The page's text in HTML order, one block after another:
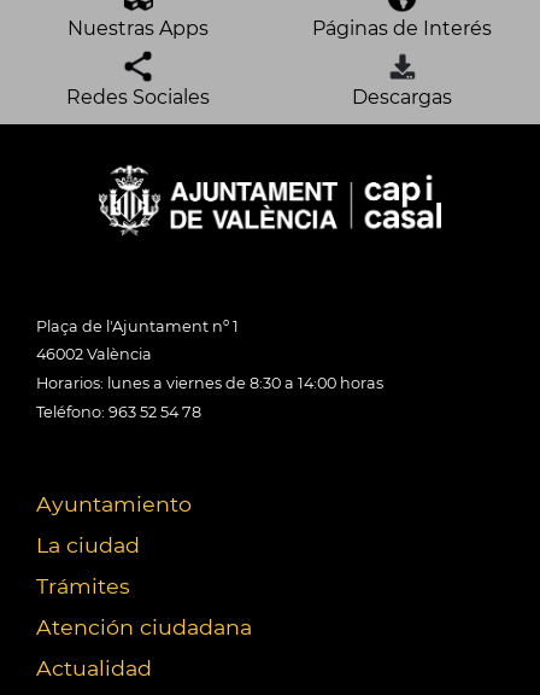
Nuestras Apps Páginas de Interés
Redes Sociales Descargas
Plaça de l'Ajuntament nº 1
46002 València
Horarios: lunes a viernes de 8:30 a 14:00 horas
Teléfono: 963 52 54 78
Ayuntamiento
La ciudad
Trámites
Atención ciudadana
Actualidad